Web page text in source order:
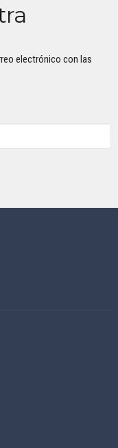
electrónico con las